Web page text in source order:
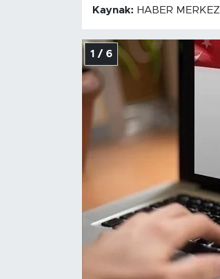
Kaynak: HABER MERKEZİ
1 / 6